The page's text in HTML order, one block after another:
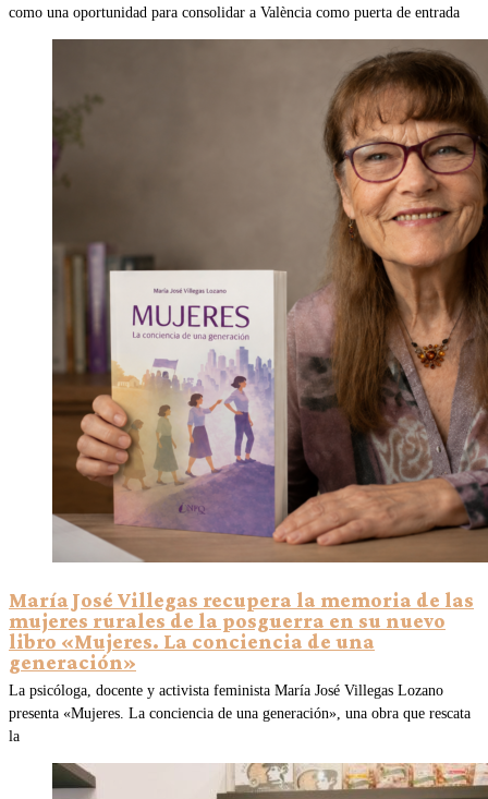
como una oportunidad para consolidar a València como puerta de entrada
María José Villegas recupera la memoria de las
mujeres rurales de la posguerra en su nuevo
libro «Mujeres. La conciencia de una
generación»
La psicóloga, docente y activista feminista María José Villegas Lozano
presenta «Mujeres. La conciencia de una generación», una obra que rescata
la